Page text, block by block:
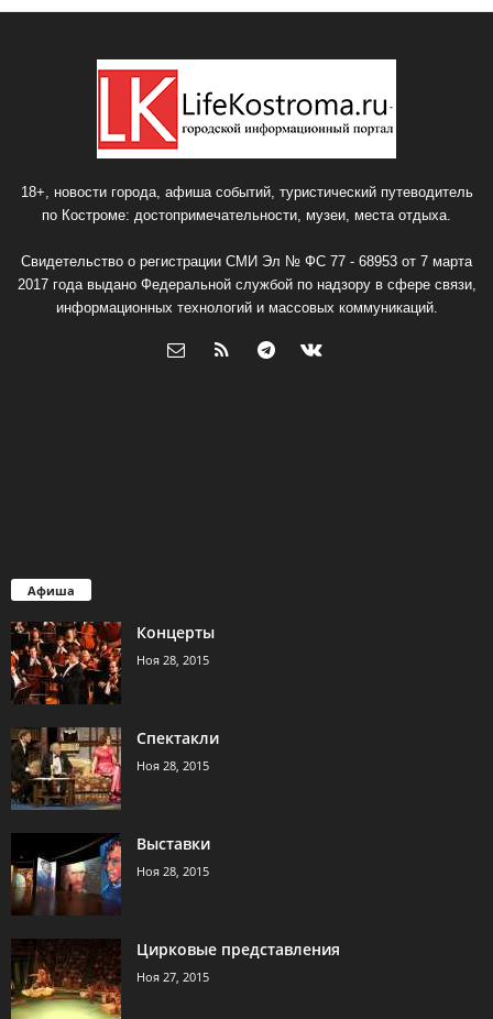
18+, новости города, афиша событий, туристический путеводитель
по Костроме: достопримечательности, музеи, места отдыха.
Свидетельство о регистрации СМИ Эл № ФС 77 - 68953 от 7 марта
2017 года выдано Федеральной службой по надзору в сфере связи,
информационных технологий и массовых коммуникаций.
Афиша
Концерты
Ноя 28, 2015
Спектакли
Ноя 28, 2015
Выставки
Ноя 28, 2015
Цирковые представления
Ноя 27, 2015